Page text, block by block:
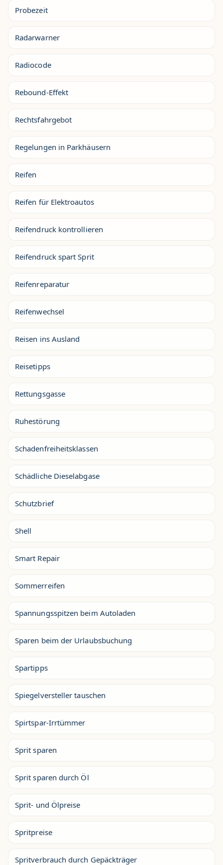
Probezeit
Radarwarner
Radiocode
Rebound-Effekt
Rechtsfahrgebot
Regelungen in Parkhäusern
Reifen
Reifen für Elektroautos
Reifendruck kontrollieren
Reifendruck spart Sprit
Reifenreparatur
Reifenwechsel
Reisen ins Ausland
Reisetipps
Rettungsgasse
Ruhestörung
Schadenfreiheitsklassen
Schädliche Dieselabgase
Schutzbrief
Shell
Smart Repair
Sommerreifen
Spannungsspitzen beim Autoladen
Sparen beim der Urlaubsbuchung
Spartipps
Spiegelversteller tauschen
Spirtspar-Irrtümmer
Sprit sparen
Sprit sparen durch Öl
Sprit- und Ölpreise
Spritpreise
Spritverbrauch durch Gepäckträger